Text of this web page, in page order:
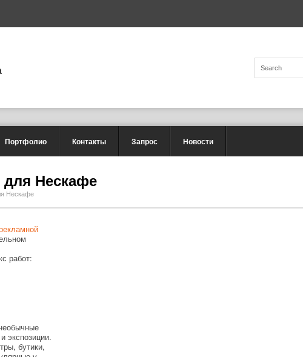
Портфолио Контакты Запрос Новости
для Нескафе
Нескафе
работ:
экспозиции.
бутики,